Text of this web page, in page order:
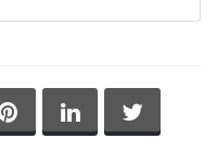
en Whatsapp
Compartir en Pinterest
Compartir en